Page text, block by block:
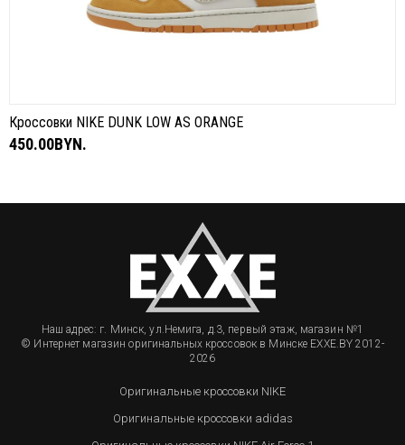
Кроссовки NIKE DUNK LOW AS ORANGE
450.00BYN.
Наш адрес: г. Минск, ул.Немига, д.3, первый этаж, магазин №1
© Интернет магазин оригинальных кроссовок в Минске EXXE.BY 2012-
2026
Оригинальные кроссовки NIKE
Оригинальные кроссовки adidas